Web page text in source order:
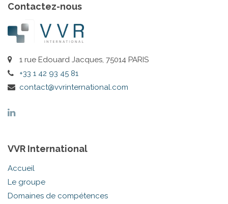
Contactez-nous
1 rue Edouard Jacques, 75014 PARIS
+33 1 42 93 45 81
contact@vvrinternational.com
VVR International
Accueil
Le groupe
Domaines de compétences